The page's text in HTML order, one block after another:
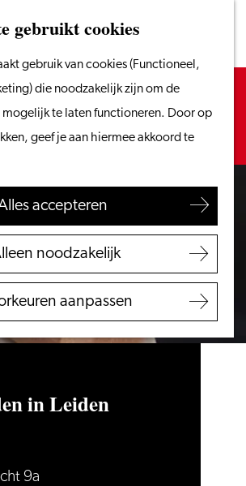
gebruikt cookies
gebruik van cookies (Functioneel,
die noodzakelijk zijn om de
te laten functioneren. Door op
geef je aan hiermee akkoord te
accepteren
noodzakelijk
aanpassen
Menu
ZoekenVanaf het water
wandelen
Winkelen
Eten & drinken
Met kinderen
VVV Leiden
Bereikbaarheid
Regio Leiden
Zoeken
is niet meer beschikbaar.
aanbodvoor de beschikbare
opties.
in Leiden
9a